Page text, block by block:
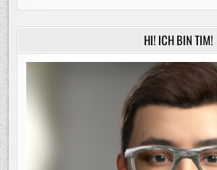
HI! ICH BIN TIM!